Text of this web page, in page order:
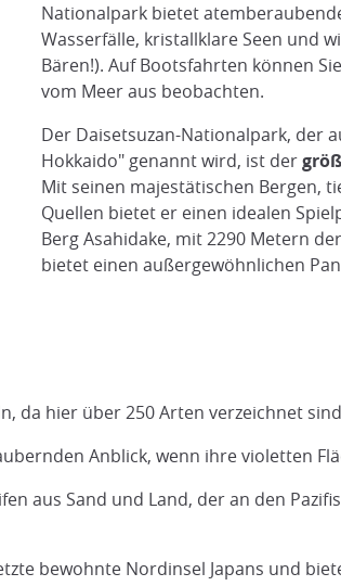
Nationalpark bietet
Wasserfälle, kristallklare Seen und
Bären!). Auf Bootsfahrten können
vom Meer aus beobachten.
Der Daisetsuzan-Nationalpark, der
Hokkaido" genannt wird, ist der
Mit seinen majestätischen Bergen,
Quellen bietet er einen idealen
Berg Asahidake, mit 2290 Metern
bietet einen außergewöhnlichen
da hier über 250 Arten verzeichnet
Anblick, wenn ihre violetten
aus Sand und Land, der an den
bewohnte Nordinsel Japans und